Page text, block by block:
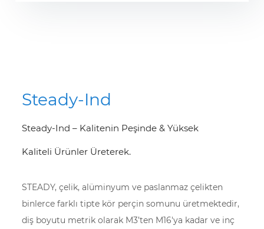
Steady-Ind
Steady-Ind – Kalitenin Peşinde & Yüksek
Kaliteli Ürünler Üreterek.
STEADY, çelik, alüminyum ve paslanmaz çelikten
binlerce farklı tipte kör perçin somunu üretmektedir,
diş boyutu metrik olarak M3’ten M16'ya kadar ve inç